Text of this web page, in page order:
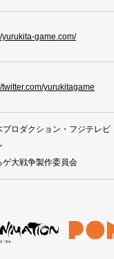
yurukita-game.com/
twitter.com/yurukitagame
ロダクション・フジテレビ
大戦争製作委員会